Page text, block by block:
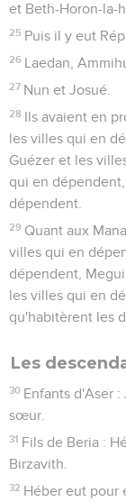
et Beth-Horon-la-
25 Puis il y eut
26 Laedan,
27 Nun et Josué.
28 Ils avaient en
les villes qui en
Guézer et les
qui en
dépendent.
29 Quant aux
villes qui en
dépendent,
les villes qui en
qu'habitèrent les
Les
30 Enfants d'Aser
sœur.
31 Fils de Beria :
Birzavith.
32 Héber eut pour